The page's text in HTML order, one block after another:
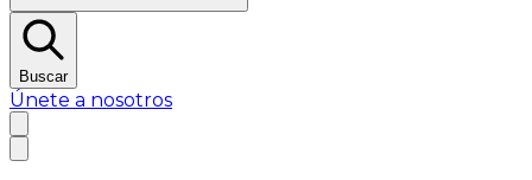
Buscar
Únete a nosotros